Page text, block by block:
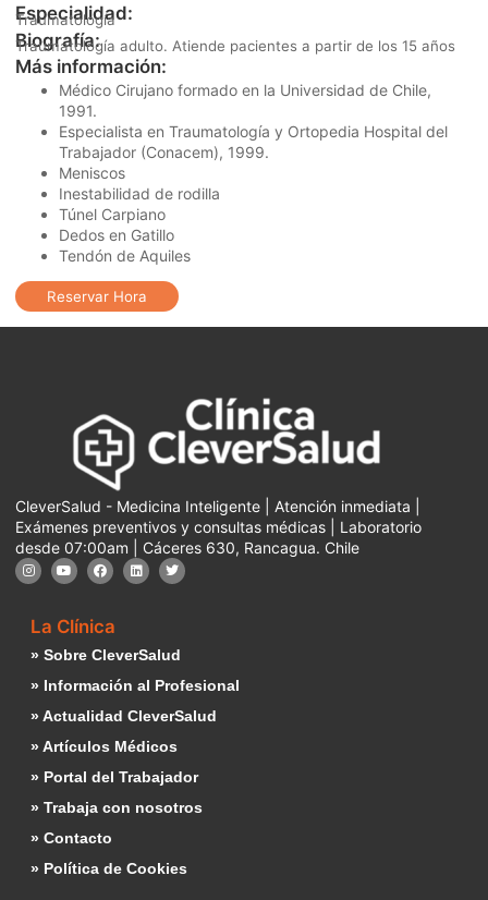
Especialidad:
Traumatología
Biografía:
Traumatología adulto. Atiende pacientes a partir de los 15 años
Más información:
Médico Cirujano formado en la Universidad de Chile,
1991.
Especialista en Traumatología y Ortopedia Hospital del
Trabajador (Conacem), 1999.
Meniscos
Inestabilidad de rodilla
Túnel Carpiano
Dedos en Gatillo
Tendón de Aquiles
Reservar Hora
CleverSalud - Medicina Inteligente | Atención inmediata |
Exámenes preventivos y consultas médicas | Laboratorio
desde 07:00am | Cáceres 630, Rancagua. Chile
La Clínica
» Sobre CleverSalud
» Información al Profesional
» Actualidad CleverSalud
» Artículos Médicos
» Portal del Trabajador
» Trabaja con nosotros
» Contacto
» Política de Cookies